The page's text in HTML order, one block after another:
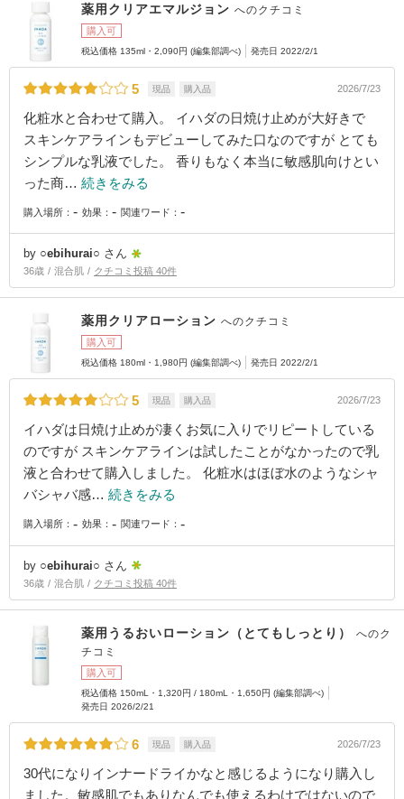
薬用クリアエマルジョン へのクチコミ
購入可
税込価格 135ml・2,090円 (編集部調べ) 発売日 2022/2/1
5 現品 購入品 2026/7/23
化粧水と合わせて購入。 イハダの日焼け止めが大好きで
スキンケアラインもデビューしてみた口なのですが とても
シンプルな乳液でした。 香りもなく本当に敏感肌向けとい
った商… 続きをみる
購入場所： - 効果： - 関連ワード： -
by ○ebihurai○ さん
36歳 混合肌 クチコミ投稿 40件
薬用クリアローション へのクチコミ
購入可
税込価格 180ml・1,980円 (編集部調べ) 発売日 2022/2/1
5 現品 購入品 2026/7/23
イハダは日焼け止めが凄くお気に入りでリピートしている
のですが スキンケアラインは試したことがなかったので乳
液と合わせて購入しました。 化粧水はほぼ水のようなシャ
バシャバ感… 続きをみる
購入場所： - 効果： - 関連ワード： -
by ○ebihurai○ さん
36歳 混合肌 クチコミ投稿 40件
薬用うるおいローション（とてもしっとり）
へのク
チコミ
購入可
税込価格 150mL・1,320円 / 180mL・1,650円 (編集部調べ)
発売日 2026/2/21
6 現品 購入品 2026/7/23
30代になりインナードライかなと感じるようになり購入し
ました。敏感肌でもありなんでも使えるわけではないので